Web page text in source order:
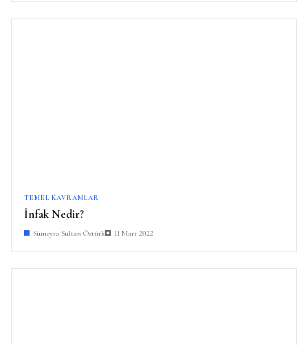
TEMEL KAVRAMLAR
İnfak Nedir?
Sümeyra Sultan Öztürk 11 Mart 2022